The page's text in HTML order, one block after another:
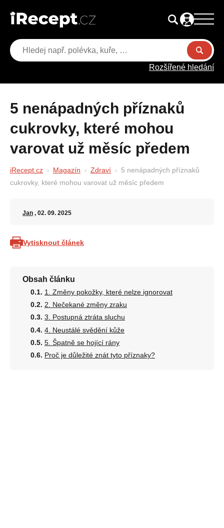
Rozšířené hledání
5 nenápadných příznaků
cukrovky, které mohou
varovat už měsíc předem
iRecept.cz Magazín Zdraví
5 nenápadných příznaků
cukrovky, které mohou varovat už měsíc předem
Jan , 02. 09. 2025
Vytisknout článek
Obsah článku
1. Změny pokožky, které nelze ignorovat
2. Nečekané změny zraku
3. Postupná ztráta sluchu
4. Neustálé svědění kůže
5. Špatně se hojící rány
Proč je důležité znát tyto příznaky?